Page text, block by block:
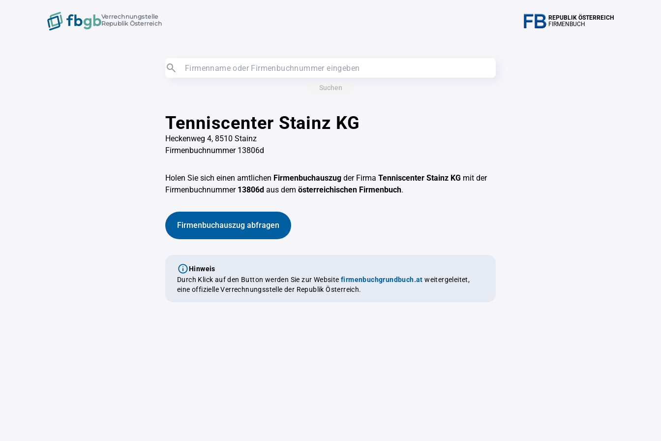
Verrechnungstelle
Republik Österreich
REPUBLIK ÖSTERREICH
FIRMENBUCH
Suchen
Tenniscenter Stainz KG
Heckenweg 4, 8510 Stainz
Firmenbuchnummer 13806d
Holen Sie sich einen amtlichen Firmenbuchauszug der Firma Tenniscenter Stainz KG mit der
Firmenbuchnummer 13806d aus dem österreichischen Firmenbuch.
Firmenbuchauszug abfragen
Hinweis
Durch Klick auf den Button werden Sie zur Website firmenbuchgrundbuch.at weitergeleitet,
eine offizielle Verrechnungsstelle der Republik Österreich.